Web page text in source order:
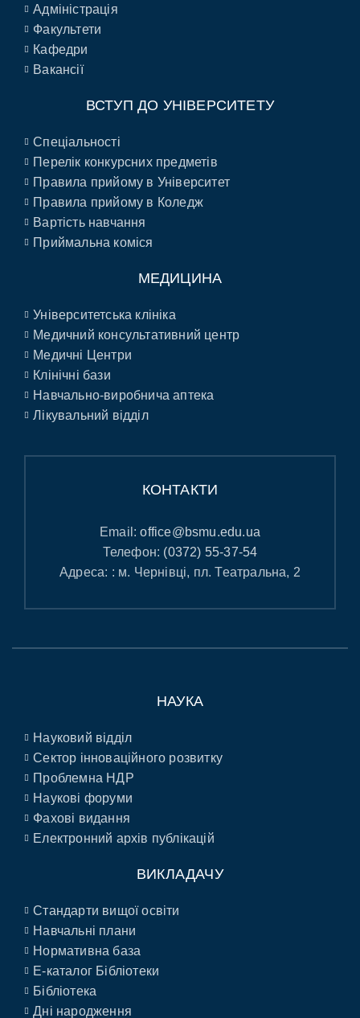
Адміністрація
Факультети
Кафедри
Вакансії
ВСТУП ДО УНІВЕРСИТЕТУ
Спеціальності
Перелік конкурсних предметів
Правила прийому в Університет
Правила прийому в Коледж
Вартість навчання
Приймальна коміся
МЕДИЦИНА
Університетська клініка
Медичний консультативний центр
Медичні Центри
Клінічні бази
Навчально-виробнича аптека
Лікувальний відділ
КОНТАКТИ
Email:office@bsmu.edu.ua
Телефон: (0372) 55-37-54
Адреса: : м. Чернівці, пл. Театральна, 2
НАУКА
Науковий відділ
Сектор інноваційного розвитку
Проблемна НДР
Наукові форуми
Фахові видання
Електронний архів публікацій
ВИКЛАДАЧУ
Стандарти вищої освіти
Навчальні плани
Нормативна база
E-каталог Бібліотеки
Бібліотека
Дні народження